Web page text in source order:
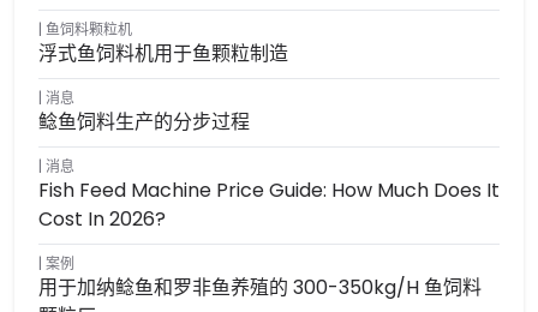
鱼饲料颗粒机
浮式鱼饲料机用于鱼颗粒制造
消息
鲶鱼饲料生产的分步过程
消息
Fish Feed Machine Price Guide: How Much Does It
Cost In 2026?
案例
用于加纳鲶鱼和罗非鱼养殖的 300-350kg/h 鱼饲料